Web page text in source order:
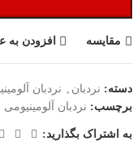
مقایسه افزودن به
دسته: نردبان , نردبان
برچسب: نردبان آلومینیومی
به اشتراک بگذارید: